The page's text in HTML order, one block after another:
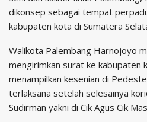
dikonsep sebagai tempat
kabupaten kota di Sumatera
Walikota Palembang Harnojoyo
mengirimkan surat ke kabupaten
menampilkan kesenian di
terlaksana setelah selesainya
Sudirman yakni di Cik Agus Cik